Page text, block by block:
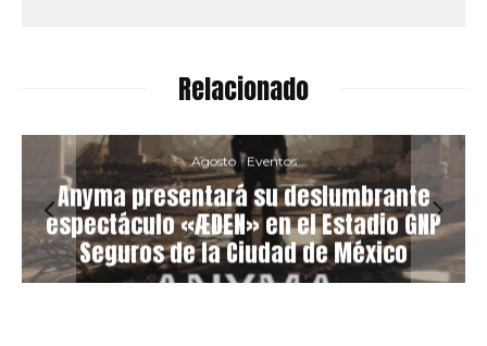
Relacionado
Agosto Eventos
Anyma presentará su deslumbrante
espectáculo «ÆDEN» en el Estadio GNP
Seguros de la Ciudad de México